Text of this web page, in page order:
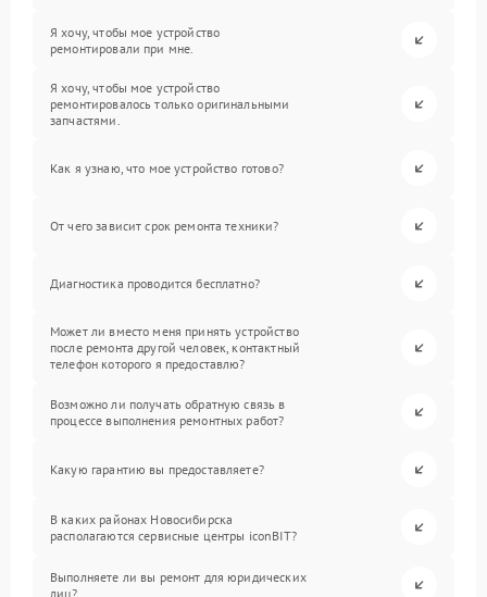
Я хочу, чтобы мое устройство
ремонтировали при мне.
Я хочу, чтобы мое устройство
ремонтировалось только оригинальными
запчастями.
Как я узнаю, что мое устройство готово?
От чего зависит срок ремонта техники?
Диагностика проводится бесплатно?
Может ли вместо меня принять устройство
после ремонта другой человек, контактный
телефон которого я предоставлю?
Возможно ли получать обратную связь в
процессе выполнения ремонтных работ?
Какую гарантию вы предоставляете?
В каких районах Новосибирска
располагаются сервисные центры iconBIT?
Выполняете ли вы ремонт для юридических
лиц?